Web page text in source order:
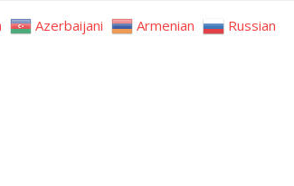
Azerbaijani Armenian Russian